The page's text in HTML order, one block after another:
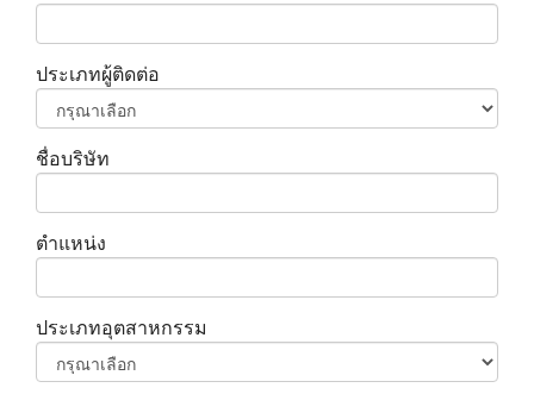
ประเภทผู้ติดต่อ
ชื่อบริษัท
ตำแหน่ง
ประเภทอุตสาหกรรม